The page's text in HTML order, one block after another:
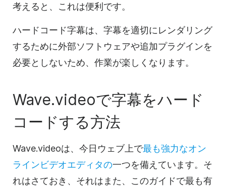
考えると、これは便利です。
ハードコード字幕は、字幕を適切にレンダリング
するために外部ソフトウェアや追加プラグインを
必要としないため、作業が楽しくなります。
Wave.videoで字幕をハード
コードする方法
Wave.videoは、今日ウェブ上で最も強力なオン
ラインビデオエディタの一つを備えています。そ
れはさておき、それはまた、このガイドで最も有